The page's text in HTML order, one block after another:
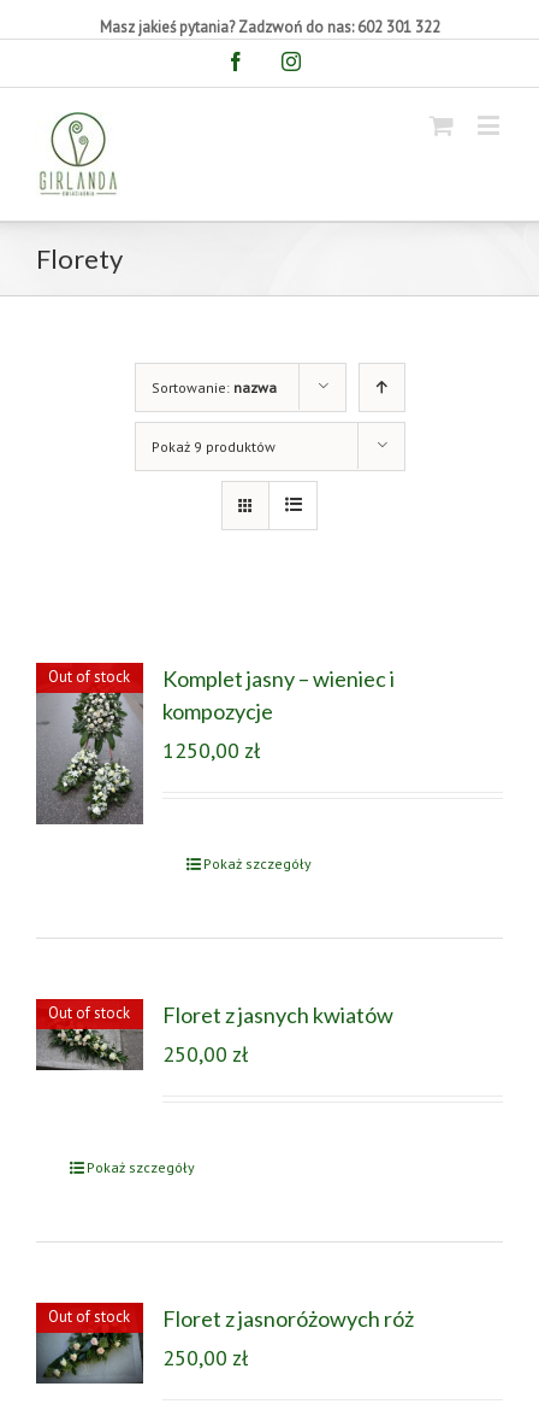
Masz jakieś pytania? Zadzwoń do nas: 602 301 322
FacebookInstagram
Florety
Sortowanie: nazwa
Pokaż 9 produktów
Out of stock
Komplet jasny – wieniec i
kompozycje
1250,00 zł
Pokaż szczegóły
Out of stock Floret z jasnych kwiatów
250,00 zł
Pokaż szczegóły
Out of stock Floret z jasnoróżowych róż
250,00 zł